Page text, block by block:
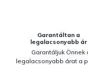
Garantáltan a
legalacsonyabb ár
Garantáljuk Önnek
legalacsonyabb árat a